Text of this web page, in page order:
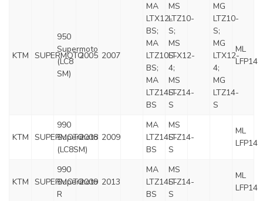
KTM SUPERMOTO
950
Supermoto
(LC8
SM)
2005 2007
MA
LTX12-
BS;
MA
LTZ10S-
BS;
MA
LTZ14S-
BS
MS
LTZ10-
S;
MS
LTX12-
4;
MS
LTZ14-
S
MG
LTZ10-
S;
MG
LTX12-
4;
MG
LTZ14-
S
ML
LFP14
KTM SUPERMOTO
990
Supermoto
(LC8SM)
2008 2009
MA
LTZ14S-
BS
MS
LTZ14-
S
ML
LFP14
KTM SUPERMOTO
990
Supermoto
R
2009 2013
MA
LTZ14S-
BS
MS
LTZ14-
S
ML
LFP14